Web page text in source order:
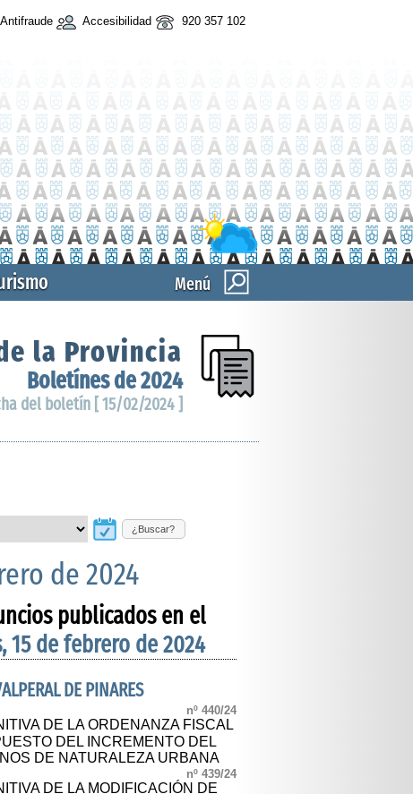
Antifraude Accesibilidad 920 357 102
Menú
la Provincia
Boletínes de 2024
del boletín [ 15/02/2024 ]
¿Buscar?
de 2024
publicados en el
15 de febrero de 2024
DE PINARES
nº 440/24
DE LA ORDENANZA FISCAL
DEL INCREMENTO DEL
DE NATURALEZA URBANA
nº 439/24
DE LA MODIFICACIÓN DE